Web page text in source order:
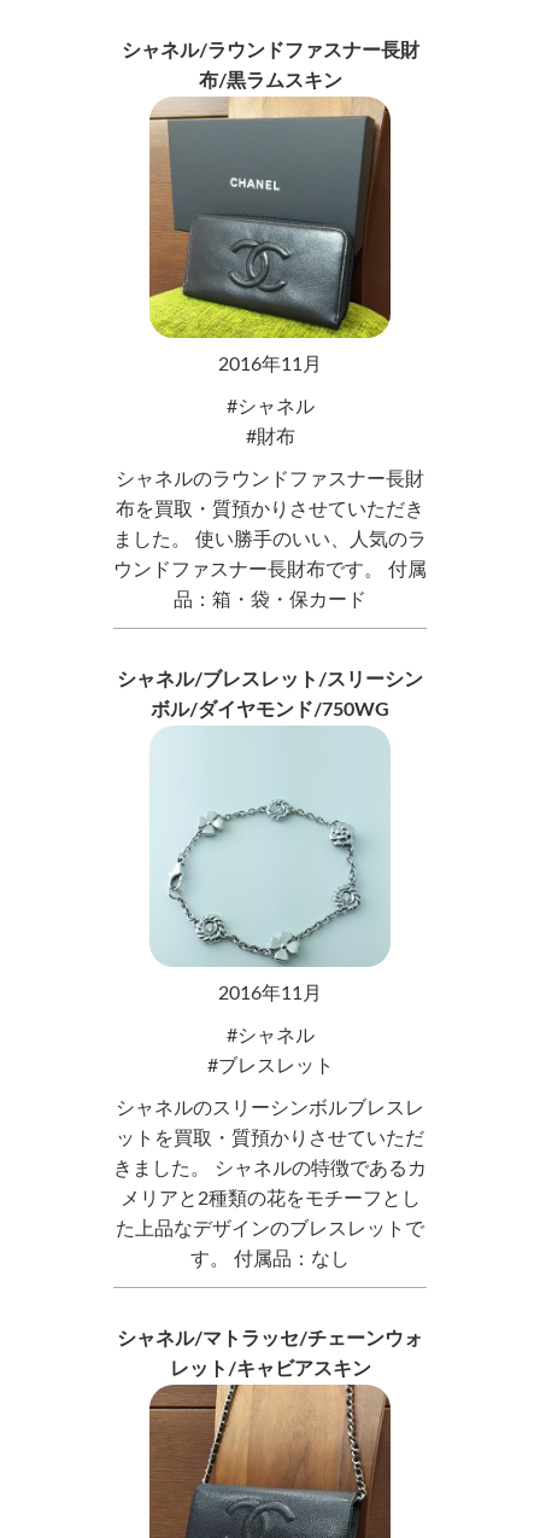
シャネル/ラウンドファスナー長財
布/黒ラムスキン
2016年11月
シャネル
財布
シャネルのラウンドファスナー長財
布を買取・質預かりさせていただき
ました。 使い勝手のいい、人気のラ
ウンドファスナー長財布です。 付属
品：箱・袋・保カード
シャネル/ブレスレット/スリーシン
ボル/ダイヤモンド/750WG
2016年11月
シャネル
ブレスレット
シャネルのスリーシンボルブレスレ
ットを買取・質預かりさせていただ
きました。 シャネルの特徴であるカ
メリアと2種類の花をモチーフとし
た上品なデザインのブレスレットで
す。 付属品：なし
シャネル/マトラッセ/チェーンウォ
レット/キャビアスキン